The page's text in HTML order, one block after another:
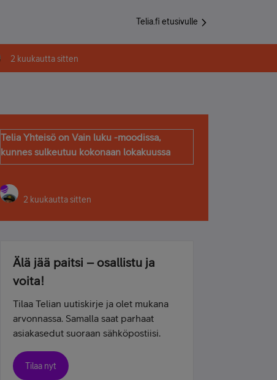
Telia.fi etusivulle
2 kuukautta sitten
Telia Yhteisö on Vain luku -moodissa,
kunnes sulkeutuu kokonaan lokakuussa
2 kuukautta sitten
Älä jää paitsi – osallistu ja
voita!
Tilaa Telian uutiskirje ja olet mukana
arvonnassa. Samalla saat parhaat
asiakasedut suoraan sähköpostiisi.
Tilaa nyt